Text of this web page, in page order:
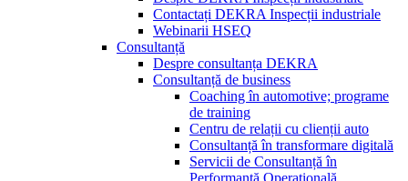
Contactați DEKRA Inspecții industriale
Webinarii HSEQ
Consultanță
Despre consultanța DEKRA
Consultanță de business
Coaching în automotive; programe
de training
Centru de relații cu clienții auto
Consultanță în transformare digitală
Servicii de Consultanță în
Performanță Operațională,